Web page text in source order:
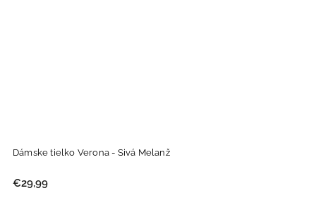
Dámske tielko Verona - Sivá Melanž
€29,99